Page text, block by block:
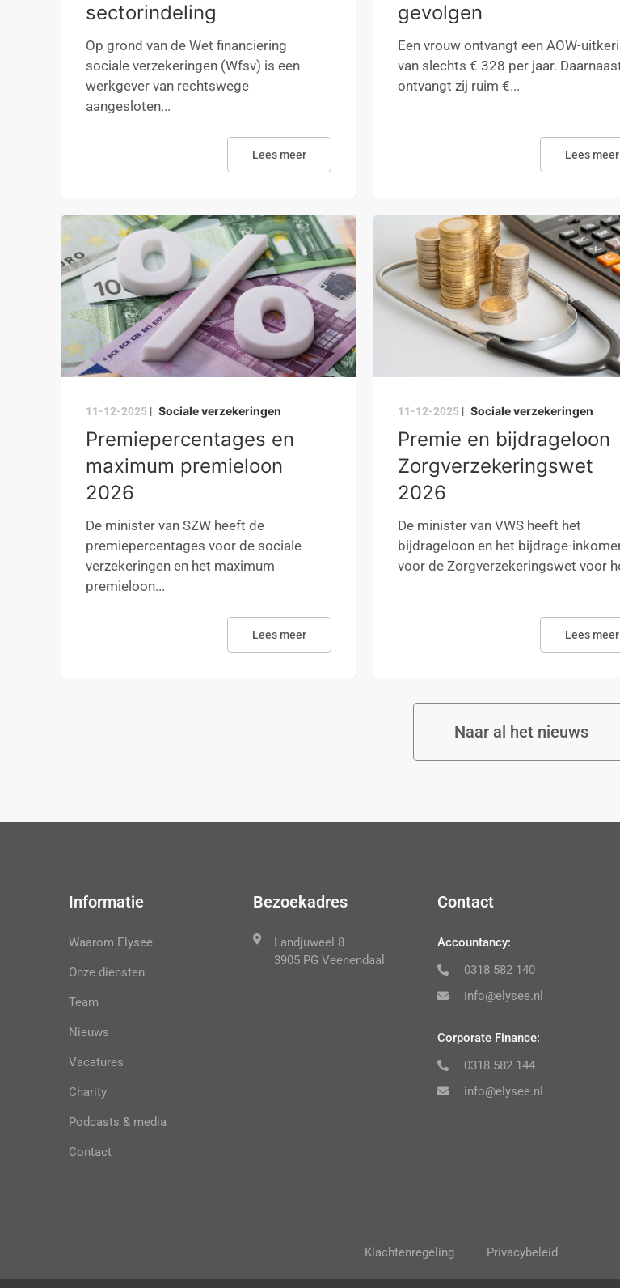
sectorindeling
Op grond van de Wet financiering
sociale verzekeringen (Wfsv) is een
werkgever van rechtswege
aangesloten...
Lees meer
gevolgen
Een vrouw ontvangt een AOW-
van slechts € 328 per jaar.
ontvangt zij ruim €...
Lees meer
11-12-2025 | Sociale verzekeringen
Premiepercentages en
maximum premieloon
2026
De minister van SZW heeft de
premiepercentages voor de sociale
verzekeringen en het maximum
premieloon...
Lees meer
11-12-2025 | Sociale verzekeringen
Premie en bijdrageloon
Zorgverzekeringswet
2026
De minister van VWS heeft het
bijdrageloon en het bijdrage-
voor de Zorgverzekeringswet voor
Lees meer
Naar al het nieuws
Informatie
Waarom Elysee
Onze diensten
Team
Nieuws
Vacatures
Charity
Podcasts & media
Contact
Bezoekadres
Landjuweel 8
3905 PG Veenendaal
Contact
Accountancy:
0318 582 140
info@elysee.nl
Corporate Finance:
0318 582 144
info@elysee.nl
Klachtenregeling Privacybeleid